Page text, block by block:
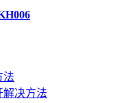
法
解决方法